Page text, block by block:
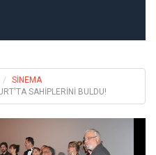
SİNEMA
SAHİPLERİNİ BULDU!